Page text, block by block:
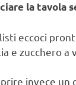
la tavola
eccoci
e zucchero a
invece